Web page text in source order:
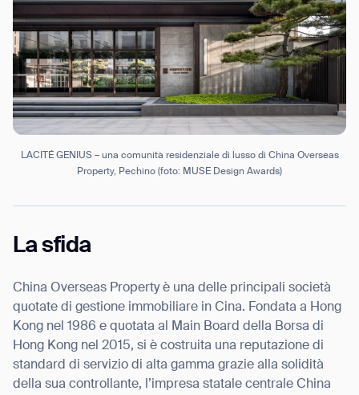
LACITÉ GENIUS – una comunità residenziale di lusso di China Overseas
Property, Pechino (foto: MUSE Design Awards)
La sfida
China Overseas Property è una delle principali società
quotate di gestione immobiliare in Cina. Fondata a Hong
Kong nel 1986 e quotata al Main Board della Borsa di
Hong Kong nel 2015, si è costruita una reputazione di
standard di servizio di alta gamma grazie alla solidità
della sua controllante, l’impresa statale centrale China